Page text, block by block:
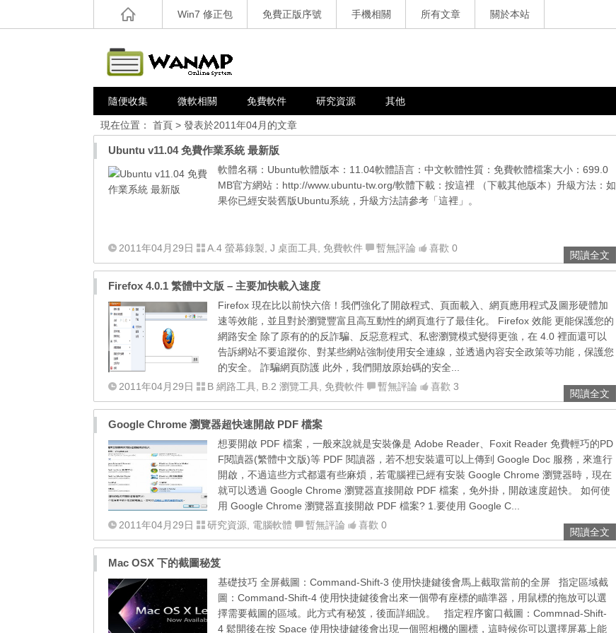
Win7 修正包 免費正版序號 手機相關 所有文章 關於本站
隨便收集 微軟相關 免費軟件 研究資源 其他
現在位置： 首頁 > 發表於2011年04月的文章
Ubuntu v11.04 免費作業系統 最新版
軟體名稱：Ubuntu軟體版本：11.04軟體語言：中文軟體性質：免費軟體檔案大小：699.0
MB官方網站：http://www.ubuntu-tw.org/軟體下載：按這裡 （下載其他版本）升級方法：如
果你已經安裝舊版Ubuntu系統，升級方法請參考「這裡」。
2011年04月29日 A.4 螢幕錄製 J 桌面工具 免費軟件 暫無評論 喜歡 0
閱讀全文
Firefox 4.0.1 繁體中文版 – 主要加快載入速度
Firefox 現在比以前快六倍！我們強化了開啟程式、頁面載入、網頁應用程式及圖形硬體加
速等效能，並且對於瀏覽豐富且高互動性的網頁進行了最佳化。 Firefox 效能 更能保護您的
網路安全 除了原有的的反詐騙、反惡意程式、私密瀏覽模式變得更強，在 4.0 裡面還可以
告訴網站不要追蹤你、對某些網站強制使用安全連線，並透過內容安全政策等功能，保護您
的安全。 詐騙網頁防護 此外，我們開放原始碼的安全...
2011年04月29日
B 網路工具 B.2 瀏覽工具 免費軟件 暫無評論 喜歡 3
閱讀全文
Google Chrome 瀏覽器超快速開啟 PDF 檔案
想要開啟 PDF 檔案，一般來說就是安裝像是 Adobe Reader、Foxit Reader 免費輕巧的PD
F閱讀器(繁體中文版)等 PDF 閱讀器，若不想安裝還可以上傳到 Google Doc 服務，來進行
開啟，不過這些方式都還有些麻煩，若電腦裡已經有安裝 Google Chrome 瀏覽器時，現在
就可以透過 Google Chrome 瀏覽器直接開啟 PDF 檔案，免外掛，開啟速度超快。 如何使
用 Google Chrome 瀏覽器直接開啟 PDF 檔案? 1.要使用 Google C...
2011年04月29日
研究資源 電腦軟體 暫無評論 喜歡 0
閱讀全文
Mac OSX 下的截圖秘笈
基礎技巧 全屏截圖：Command-Shift-3 使用快捷鍵後會馬上截取當前的全屏 指定區域截
圖：Command-Shift-4 使用快捷鍵後會出來一個帶有座標的瞄準器，用鼠標的拖放可以選
擇需要截圖的區域。此方式有秘笈，後面詳細說。 指定程序窗口截圖：Commnad-Shift-
4 鬆開後在按 Space 使用快捷鍵後會出現一個照相機的圖標，這時候你可以選擇屏幕上能